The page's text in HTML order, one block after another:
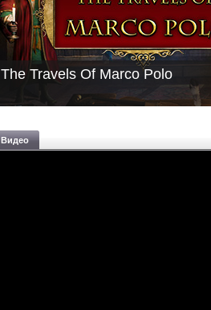
The Travels Of Marco Polo
Видео